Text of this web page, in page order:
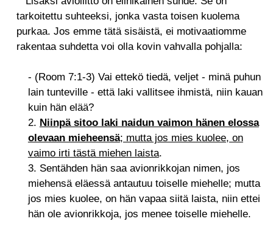
tarkoitettu suhteeksi, jonka vasta toisen kuolema
purkaa. Jos emme tätä sisäistä, ei motivaatiomme
rakentaa suhdetta voi olla kovin vahvalla pohjalla:
- (Room 7:1-3) Vai ettekö tiedä, veljet - minä puhun
lain tunteville - että laki vallitsee ihmistä, niin kauan
kuin hän elää?
2. Niinpä sitoo laki naidun vaimon hänen elossa
olevaan mieheensä; mutta jos mies kuolee, on
vaimo irti tästä miehen laista.
3. Sentähden hän saa avionrikkojan nimen, jos
miehensä eläessä antautuu toiselle miehelle; mutta
jos mies kuolee, on hän vapaa siitä laista, niin ettei
hän ole avionrikkoja, jos menee toiselle miehelle.